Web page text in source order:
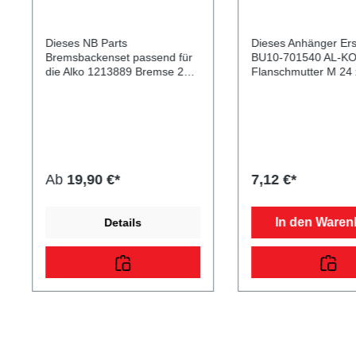
Dieses NB Parts
Bremsbackenset passend für
die Alko 1213889 Bremse 200
Bremsbacken4
Abdeckbleche4 Zugfedern2
SplinteLieferumfang:1
passend für die Alko Bremse
200 x 50, Typ 2050/51Dieses
Ab 19,90 €*
Details
Dieses Anhänger
BU10-701540 AL-KO
Flanschmutter M 24
erwerben mit diesem
Qualitätsprodukt zu
Preisen für PKW
7,12 €*
In den